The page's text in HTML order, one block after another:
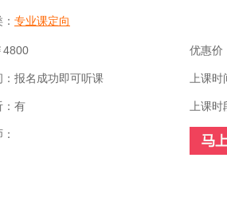
专业课定向
4800 优惠价
：报名成功即可听课 上课
：有 上课